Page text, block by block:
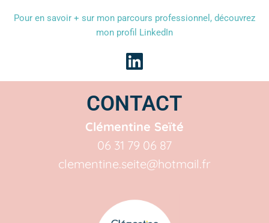
Pour en savoir + sur mon parcours professionnel, découvrez
mon profil LinkedIn
CONTACT
Clémentine Seïté
06 31 79 06 87
clementine.seite@hotmail.fr